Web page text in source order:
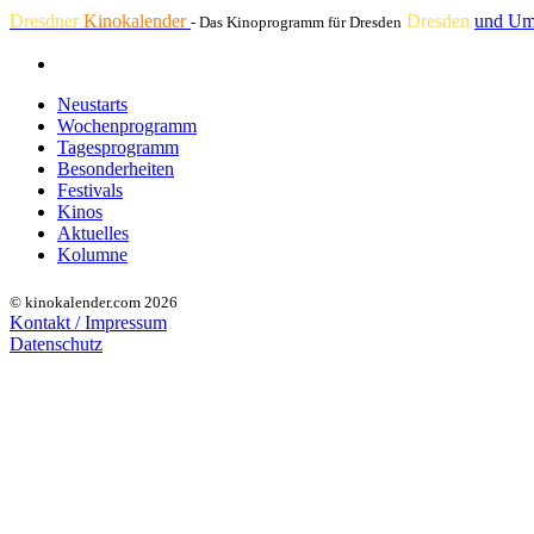
DresdnerKinokalender - Das Kinoprogramm für Dresden Dresden und
Neustarts
Wochenprogramm
Tagesprogramm
Besonderheiten
Festivals
Kinos
Aktuelles
Kolumne
© kinokalender.com 2026
Kontakt / Impressum
Datenschutz